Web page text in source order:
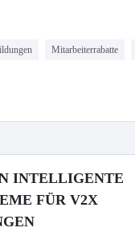
Mitarbeiterrabatte
INTELLIGENTE
FÜR V2X